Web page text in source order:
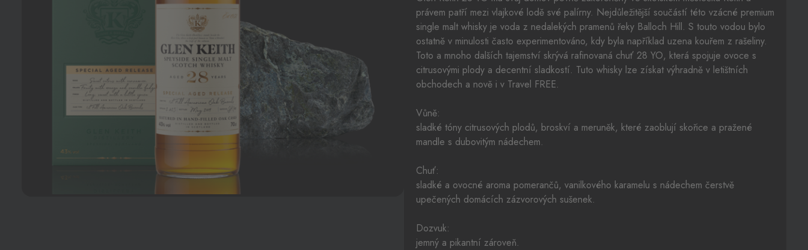
právem patří mezi vlajkové lodě své palírny. Nejdůležitější součástí této vzácné premium
single malt whisky je voda z nedalekých pramenů řeky Balloch Hill. S touto vodou bylo
ostatně v minulosti často experimentováno, kdy byla například uzena kouřem z rašeliny.
Toto a mnoho dalších tajemství skrývá rafinovaná chuť 28 YO, která spojuje ovoce s
citrusovými plody a decentní sladkostí. Tuto whisky lze získat výhradně v letištních
obchodech a nově i v Travel FREE.
Vůně:
sladké tóny citrusových plodů, broskví a meruněk, které zaoblují skořice a pražené
mandle s dubovitým nádechem.
Chuť:
sladké a ovocné aroma pomerančů, vanilkového karamelu s nádechem čerstvě
upečených domácích zázvorových sušenek.
Dozvuk:
jemný a pikantní zároveň.